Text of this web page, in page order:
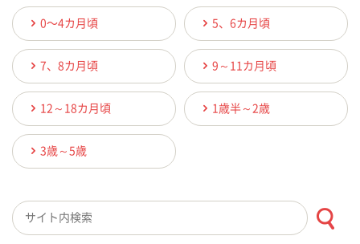
0〜4カ月頃 5、6カ月頃
7、8カ月頃 9～11カ月頃
12～18カ月頃 1歳半～2歳
3歳～5歳
検索キーワード入力